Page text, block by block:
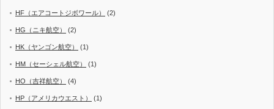
HF（エアコートジボワール） (2)
HG（ニキ航空） (2)
HK（ヤンゴン航空） (1)
HM（セーシェル航空） (1)
HO（吉祥航空） (4)
HP（アメリカウエスト） (1)